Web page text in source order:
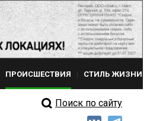
ПРОИСШЕСТВИЯ СТИЛЬ ЖИЗНИ
Поиск по сайту